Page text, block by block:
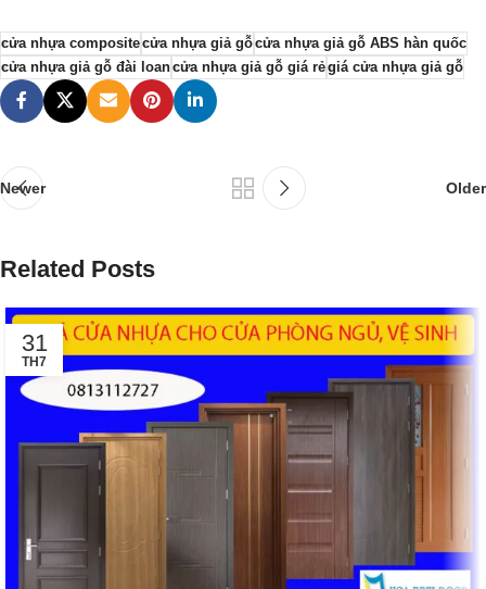
cửa nhựa compositecửa nhựa giả gỗcửa nhựa giả gỗ ABS hàn quốc
cửa nhựa giả gỗ đài loancửa nhựa giả gỗ giá rẻgiá cửa nhựa giả gỗ
Newer Older
Related Posts
31
TH7